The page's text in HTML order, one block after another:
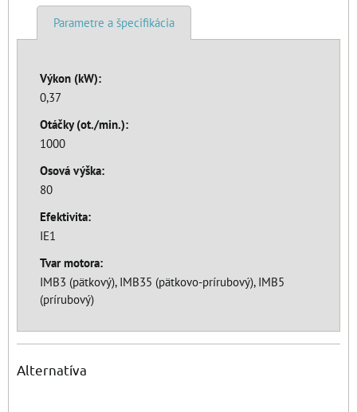
Parametre a špecifikácia
Výkon (kW):
0,37
Otáčky (ot./min.):
1000
Osová výška:
80
Efektivita:
IE1
Tvar motora:
IMB3 (pätkový), IMB35 (pätkovo-prírubový), IMB5
(prírubový)
Alternatíva